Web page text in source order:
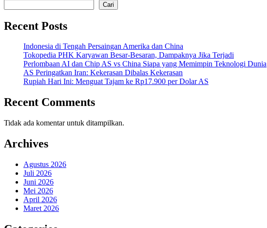
Cari
Recent Posts
Indonesia di Tengah Persaingan Amerika dan China
Tokopedia PHK Karyawan Besar-Besaran, Dampaknya Jika Terjadi
Perlombaan AI dan Chip AS vs China Siapa yang Memimpin Teknologi Dunia
AS Peringatkan Iran: Kekerasan Dibalas Kekerasan
Rupiah Hari Ini: Menguat Tajam ke Rp17.900 per Dolar AS
Recent Comments
Tidak ada komentar untuk ditampilkan.
Archives
Agustus 2026
Juli 2026
Juni 2026
Mei 2026
April 2026
Maret 2026